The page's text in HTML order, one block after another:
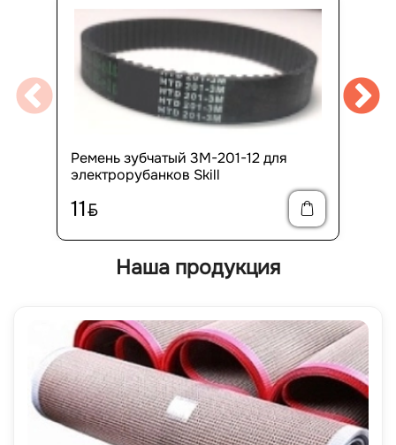
Ремень зубчатый 3М-201-12 для
электрорубанков Skill
11BYN
Наша продукция